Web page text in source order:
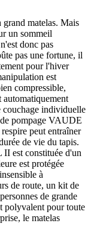
grand matelas. Mais
un sommeil
donc pas
pas une fortune, il
pour l'hiver
est
compressible,
automatiquement
couchage individuelle
pompage VAUDE
peut entraîner
de vie du tapis.
II est constituée d'un
est protégée
à
de route, un kit de
de grande
polyvalent pour toute
le matelas